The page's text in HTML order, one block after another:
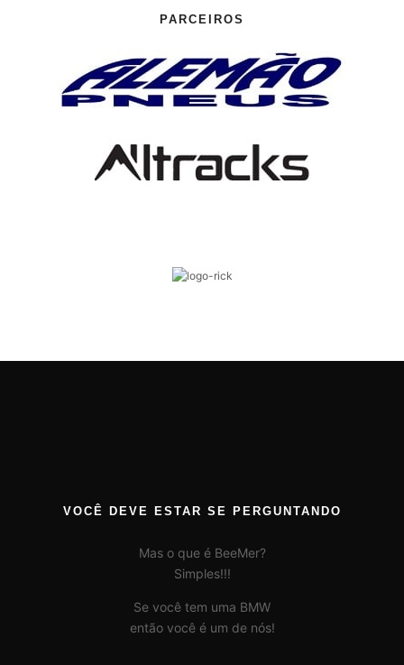
PARCEIROS
VOCÊ DEVE ESTAR SE PERGUNTANDO
Mas o que é BeeMer?
Simples!!!
Se você tem uma BMW
então você é um de nós!